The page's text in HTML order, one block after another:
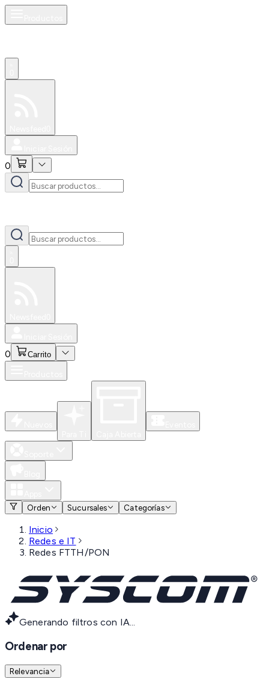
0
0 Carrito
Orden
Sucursales Categorías
Inicio
Redes e IT
Redes FTTH/PON
Generando filtros con IA...
Ordenar por
Relevancia